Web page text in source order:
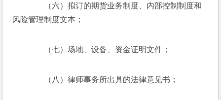
（六）拟订的期货业务制度、内部控制制度和
风险管理制度文本；
（七）场地、设备、资金证明文件；
（八）律师事务所出具的法律意见书；